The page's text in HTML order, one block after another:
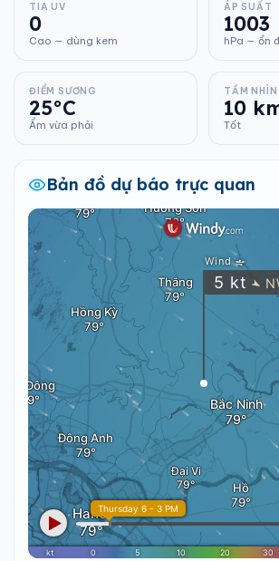
TIA UV
0
Cao — dùng kem
ÁP SUẤT
1003
hPa — ổn
ĐIỂM SƯƠNG
25°C
Ẩm vừa phải
TẦM NHÌN
10
Tốt
Bản đồ dự báo trực quan